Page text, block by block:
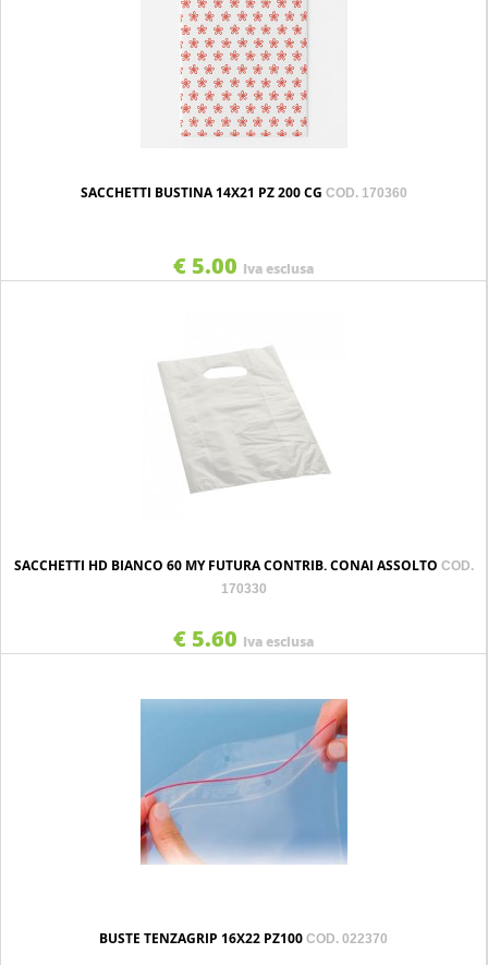
SACCHETTI BUSTINA 14X21 PZ 200 CG COD. 170360
€ 5.00 Iva esclusa
SACCHETTI HD BIANCO 60 MY FUTURA CONTRIB. CONAI ASSOLTO COD.
170330
€ 5.60 Iva esclusa
BUSTE TENZAGRIP 16X22 PZ100 COD. 022370